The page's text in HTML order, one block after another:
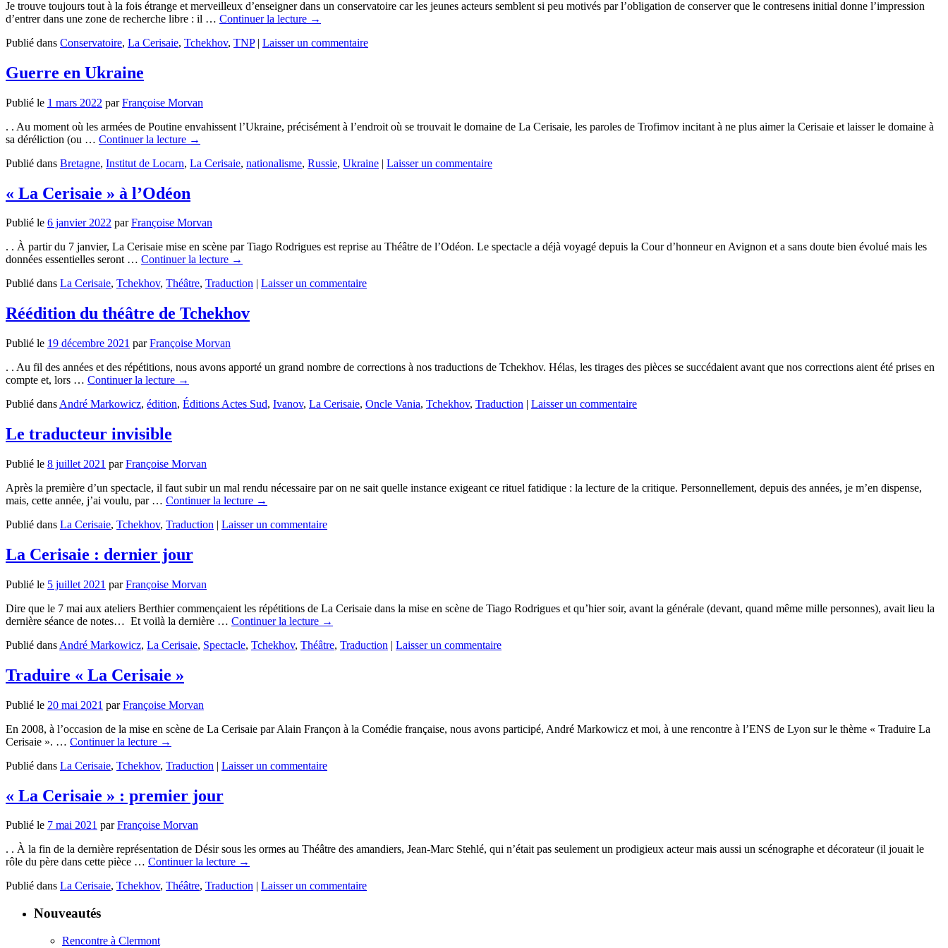
Je trouve toujours tout à la fois étrange et merveilleux d’enseigner dans un conservatoire car les jeunes acteurs semblent si peu motivés par l’obligation de conserver que le contresens initial donne l’impression
d’entrer dans une zone de recherche libre : il … Continuer la lecture →
Publié dans Conservatoire, La Cerisaie, Tchekhov, TNP | Laisser un commentaire
Guerre en Ukraine
Publié le 1 mars 2022 par Françoise Morvan
. . Au moment où les armées de Poutine envahissent l’Ukraine, précisément à l’endroit où se trouvait le domaine de La Cerisaie, les paroles de Trofimov incitant à ne plus aimer la Cerisaie et laisser le domaine à
sa déréliction (ou … Continuer la lecture →
Publié dans Bretagne, Institut de Locarn, La Cerisaie, nationalisme, Russie, Ukraine | Laisser un commentaire
« La Cerisaie » à l’Odéon
Publié le 6 janvier 2022 par Françoise Morvan
. . À partir du 7 janvier, La Cerisaie mise en scène par Tiago Rodrigues est reprise au Théâtre de l’Odéon. Le spectacle a déjà voyagé depuis la Cour d’honneur en Avignon et a sans doute bien évolué mais les
données essentielles seront … Continuer la lecture →
Publié dans La Cerisaie, Tchekhov, Théâtre, Traduction | Laisser un commentaire
Réédition du théâtre de Tchekhov
Publié le 19 décembre 2021 par Françoise Morvan
. . Au fil des années et des répétitions, nous avons apporté un grand nombre de corrections à nos traductions de Tchekhov. Hélas, les tirages des pièces se succédaient avant que nos corrections aient été prises en
compte et, lors … Continuer la lecture →
Publié dans André Markowicz, édition, Éditions Actes Sud, Ivanov, La Cerisaie, Oncle Vania, Tchekhov, Traduction | Laisser un commentaire
Le traducteur invisible
Publié le 8 juillet 2021 par Françoise Morvan
Après la première d’un spectacle, il faut subir un mal rendu nécessaire par on ne sait quelle instance exigeant ce rituel fatidique : la lecture de la critique. Personnellement, depuis des années, je m’en dispense,
mais, cette année, j’ai voulu, par … Continuer la lecture →
Publié dans La Cerisaie, Tchekhov, Traduction | Laisser un commentaire
La Cerisaie : dernier jour
Publié le 5 juillet 2021 par Françoise Morvan
Dire que le 7 mai aux ateliers Berthier commençaient les répétitions de La Cerisaie dans la mise en scène de Tiago Rodrigues et qu’hier soir, avant la générale (devant, quand même mille personnes), avait lieu la
dernière séance de notes… Et voilà la dernière … Continuer la lecture →
Publié dans André Markowicz, La Cerisaie, Spectacle, Tchekhov, Théâtre, Traduction | Laisser un commentaire
Traduire « La Cerisaie »
Publié le 20 mai 2021 par Françoise Morvan
En 2008, à l’occasion de la mise en scène de La Cerisaie par Alain Françon à la Comédie française, nous avons participé, André Markowicz et moi, à une rencontre à l’ENS de Lyon sur le thème « Traduire La
Cerisaie ». … Continuer la lecture →
Publié dans La Cerisaie, Tchekhov, Traduction | Laisser un commentaire
« La Cerisaie » : premier jour
Publié le 7 mai 2021 par Françoise Morvan
. . À la fin de la dernière représentation de Désir sous les ormes au Théâtre des amandiers, Jean-Marc Stehlé, qui n’était pas seulement un prodigieux acteur mais aussi un scénographe et décorateur (il jouait le
rôle du père dans cette pièce … Continuer la lecture →
Publié dans La Cerisaie, Tchekhov, Théâtre, Traduction Laisser un commentaire
Nouveautés
Rencontre à Clermont